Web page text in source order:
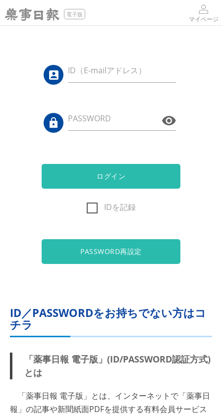
電子版
マイページ
ID（E-mailアドレス）
PASSWORD
ログイン
IDを記録
PASSWORD再設定
ID／PASSWORDをお持ちでない方はコ
チラ
「薬事日報 電子版」(ID/PASSWORD認証方式)
とは
「薬事日報 電子版」とは、インターネットで「薬事日
報」の記事や新聞紙面PDFを提供する有料会員サービス